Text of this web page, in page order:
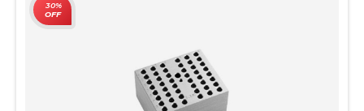
30%
OFF